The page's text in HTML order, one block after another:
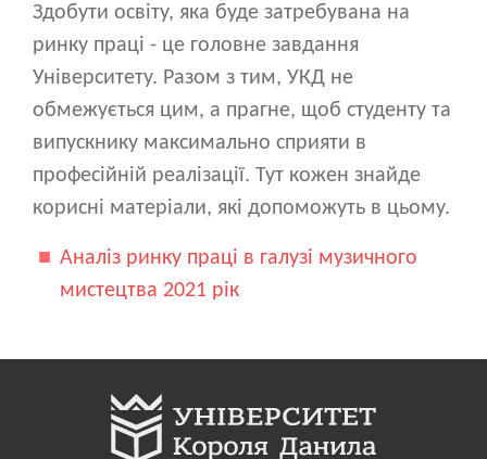
Здобути освіту, яка буде затребувана на
ринку праці - це головне завдання
Університету. Разом з тим, УКД не
обмежується цим, а прагне, щоб студенту та
випускнику максимально сприяти в
професійній реалізації. Тут кожен знайде
корисні матеріали, які допоможуть в цьому.
Аналіз ринку праці в галузі музичного
мистецтва 2021 рік